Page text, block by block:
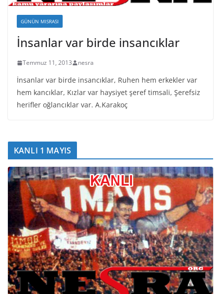
GÜNÜN MISRASI
İnsanlar var birde insancıklar
Temmuz 11, 2013 nesra
İnsanlar var birde insancıklar, Ruhen hem erkekler var
hem kancıklar, Kızlar var haysiyet şeref timsali, Şerefsiz
herifler oğlancıklar var. A.Karakoç
KANLI 1 MAYIS